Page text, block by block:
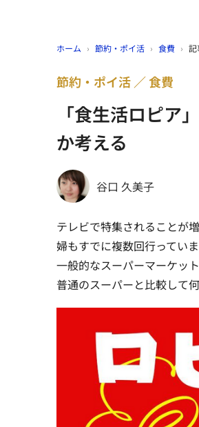
ホーム › 節約・ポイ活 › 食費 › 記
「食生活ロピ
か考える
節約・ポイ活 食費
谷口 久美子
テレビで特集されることが
婦もすでに複数回行っていま
一般的なスーパーマーケッ
普通のスーパーと比較して